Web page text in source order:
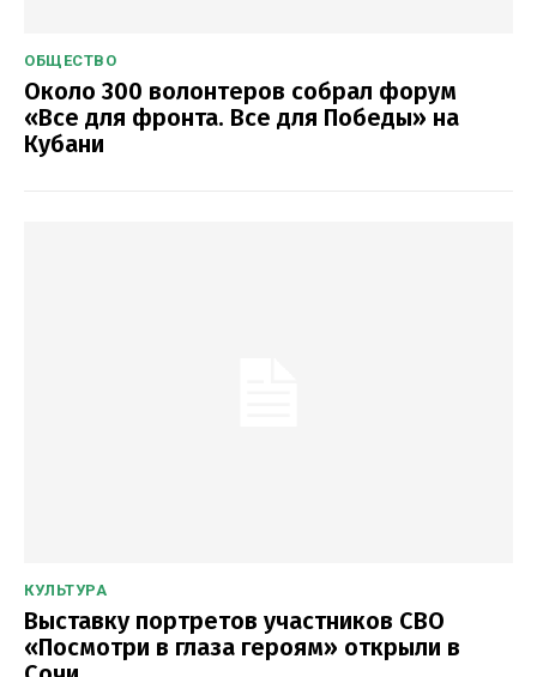
ОБЩЕСТВО
Около 300 волонтеров собрал форум
«Все для фронта. Все для Победы» на
Кубани
КУЛЬТУРА
Выставку портретов участников СВО
«Посмотри в глаза героям» открыли в